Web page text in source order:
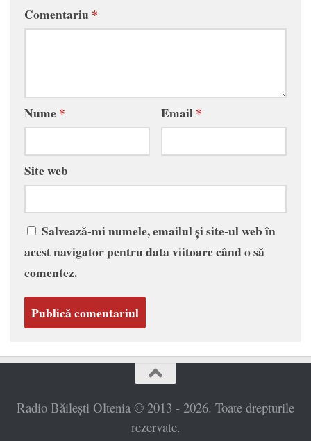
Comentariu*
Nume* Email*
Site web
Salvează-mi numele, emailul și site-ul web în
acest navigator pentru data viitoare când o să
comentez.
Radio Băilești Oltenia © 2013 - 2026. Toate drepturile
rezervate.